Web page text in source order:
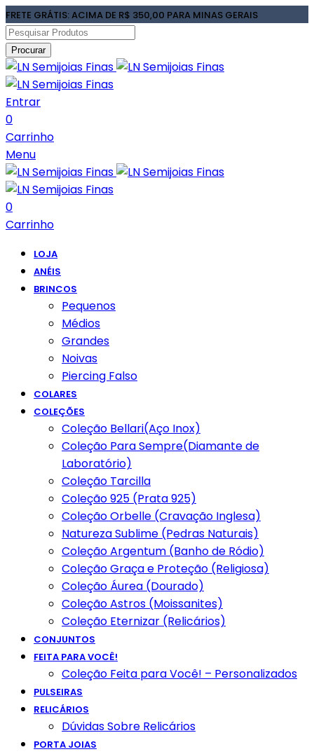
FRETE GRÁTIS: ACIMA DE R$ 350,00 PARA MINAS GERAIS
Procurar
Entrar
0
Carrinho
Menu
0
Carrinho
LOJA
ANÉIS
BRINCOS
Pequenos
Médios
Grandes
Noivas
Piercing Falso
COLARES
COLEÇÕES
Coleção Bellari(Aço Inox)
Coleção Para Sempre(Diamante de
Laboratório)
Coleção Tarcilla
Coleção 925 (Prata 925)
Coleção Orbelle (Cravação Inglesa)
Natureza Sublime (Pedras Naturais)
Coleção Argentum (Banho de Ródio)
Coleção Graça e Proteção (Religiosa)
Coleção Áurea (Dourado)
Coleção Astros (Moissanites)
Coleção Eternizar (Relicários)
CONJUNTOS
FEITA PARA VOCÊ!
Coleção Feita para Você! – Personalizados
PULSEIRAS
RELICÁRIOS
Dúvidas Sobre Relicários
PORTA JOIAS